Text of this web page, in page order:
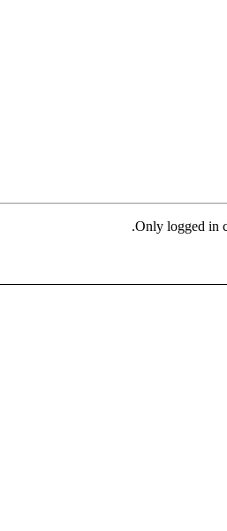
Only logged in